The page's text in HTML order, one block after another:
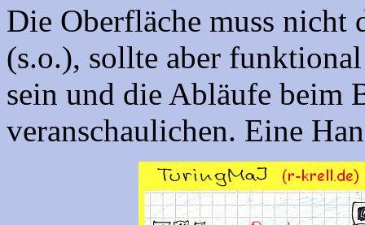
Die Oberfläche muss nicht
(s.o.), sollte aber
sein und die Abläufe beim
veranschaulichen. Eine